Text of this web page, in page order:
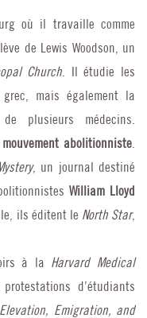
où il travaille comme
de Lewis Woodson, un
Church. Il étudie les
mais également la
plusieurs médecins.
abolitionniste.
, un journal destiné
William Lloyd
ils éditent le North Star,
à la Harvard Medical
d’étudiants
Emigration, and